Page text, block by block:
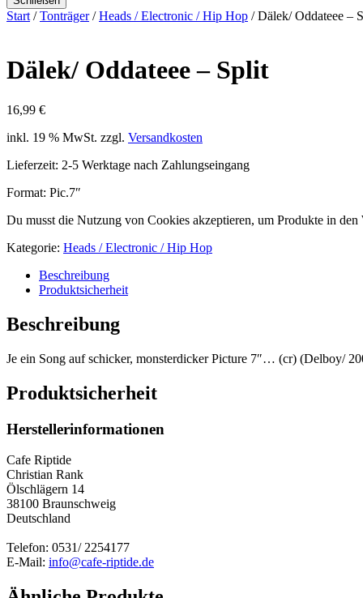
Start /Tonträger/Heads / Electronic / Hip Hop / Dälek/ Oddateee –
Dälek/ Oddateee – Split
16,99 €
inkl. 19 % MwSt. zzgl. Versandkosten
Lieferzeit: 2-5 Werktage nach Zahlungseingang
Format: Pic.7″
Du musst die Nutzung von Cookies akzeptieren, um Produkte in
Kategorie: Heads / Electronic / Hip Hop
Beschreibung
Produktsicherheit
Beschreibung
Je ein Song auf schicker, monsterdicker Picture 7″… (cr) (Delboy/
Produktsicherheit
Herstellerinformationen
Cafe Riptide
Christian Rank
Ölschlägern 14
38100 Braunschweig
Deutschland
Telefon: 0531/ 2254177
E-Mail: info@cafe-riptide.de